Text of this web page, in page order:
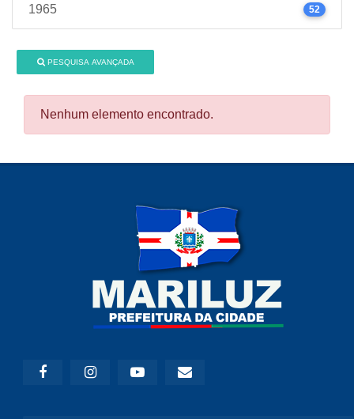
1965 52
PESQUISA AVANÇADA
Nenhum elemento encontrado.